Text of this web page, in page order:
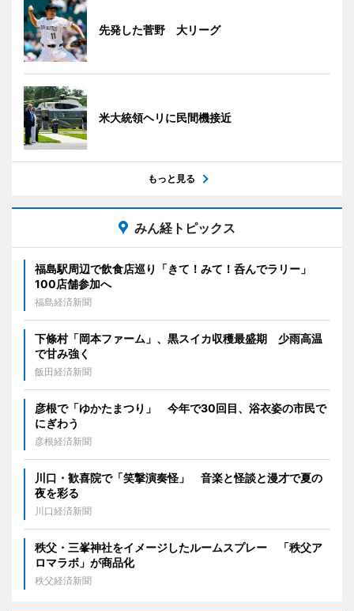
先発した菅野 大リーグ
米大統領ヘリに民間機接近
もっと見る
みん経トピックス
福島駅周辺で飲食店巡り「きて！みて！呑んでラリー」
100店舗参加へ
福島経済新聞
下條村「岡本ファーム」、黒スイカ収穫最盛期 少雨高温
で甘み強く
飯田経済新聞
彦根で「ゆかたまつり」 今年で30回目、浴衣姿の市民で
にぎわう
彦根経済新聞
川口・歓喜院で「笑撃演奏怪」 音楽と怪談と漫才で夏の
夜を彩る
川口経済新聞
秩父・三峯神社をイメージしたルームスプレー 「秩父ア
ロマラボ」が商品化
秩父経済新聞